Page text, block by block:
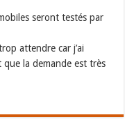
seront testés par
attendre car j’ai
que la demande est très